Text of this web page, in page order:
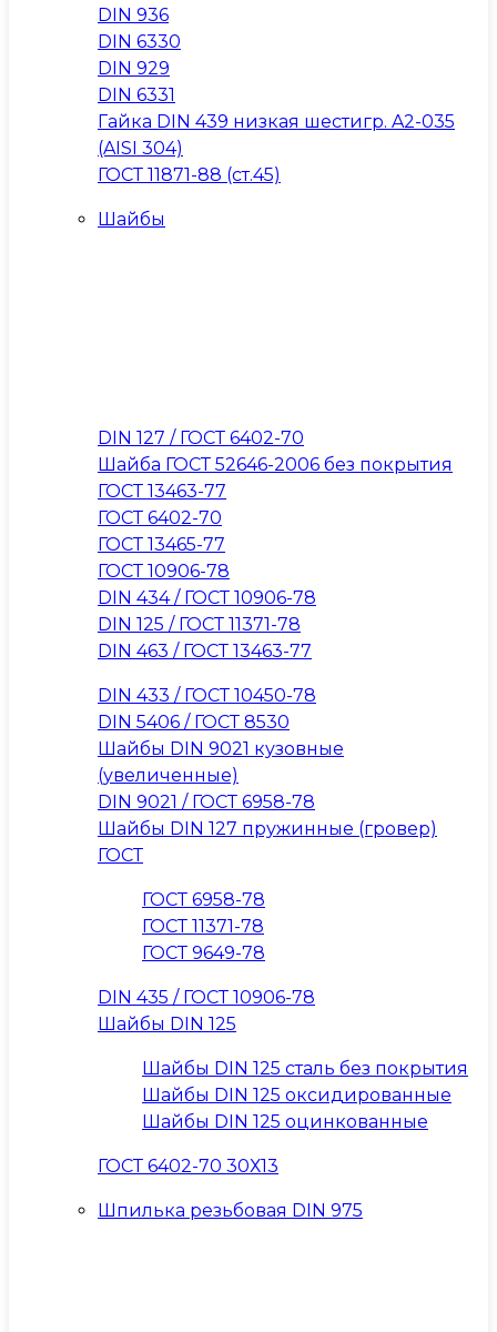
DIN 936
DIN 6330
DIN 929
DIN 6331
Гайка DIN 439 низкая шестигр. A2-035
(AISI 304)
ГОСТ 11871-88 (ст.45)
Шайбы
DIN 127 / ГОСТ 6402-70
Шайба ГОСТ 52646-2006 без покрытия
ГОСТ 13463-77
ГОСТ 6402-70
ГОСТ 13465-77
ГОСТ 10906-78
DIN 434 / ГОСТ 10906-78
DIN 125 / ГОСТ 11371-78
DIN 463 / ГОСТ 13463-77
DIN 433 / ГОСТ 10450-78
DIN 5406 / ГОСТ 8530
Шайбы DIN 9021 кузовные
(увеличенные)
DIN 9021 / ГОСТ 6958-78
Шайбы DIN 127 пружинные (гровер)
ГОСТ
ГОСТ 6958-78
ГОСТ 11371-78
ГОСТ 9649-78
DIN 435 / ГОСТ 10906-78
Шайбы DIN 125
Шайбы DIN 125 сталь без покрытия
Шайбы DIN 125 оксидированные
Шайбы DIN 125 оцинкованные
ГОСТ 6402-70 30Х13
Шпилька резьбовая DIN 975